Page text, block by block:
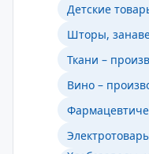
Детские
Шторы,
Ткани –
Вино –